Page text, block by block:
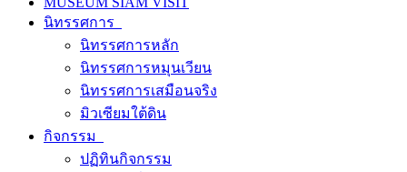
นิทรรศการ
นิทรรศการหลัก
นิทรรศการหมุนเวียน
นิทรรศการเสมือนจริง
มิวเซียมใต้ดิน
กิจกรรม
ปฏิทินกิจกรรม